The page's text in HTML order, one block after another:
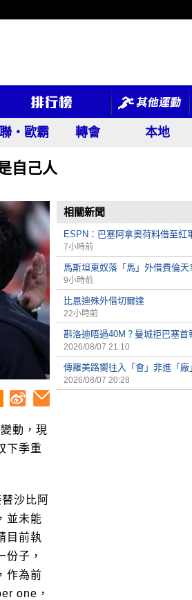
‧歐霸 轉會 本地
自己人
動，現
下季重
沙比阿
並未能
目前執
份子，
作為前
one，
相關新聞
ESPN：巴塞阿拿奧荷料借至紅
7小時前
馬斯坦東奴落「馬」外借費倫天
9小時前
比恩迪殊外借切爾達
22小時前
斟洛迪唔過40M？曼城拒巴塞首
2026/08/07 21:10
傳羅美路嚮往入「會」非進「廠
2026/08/07 20:28